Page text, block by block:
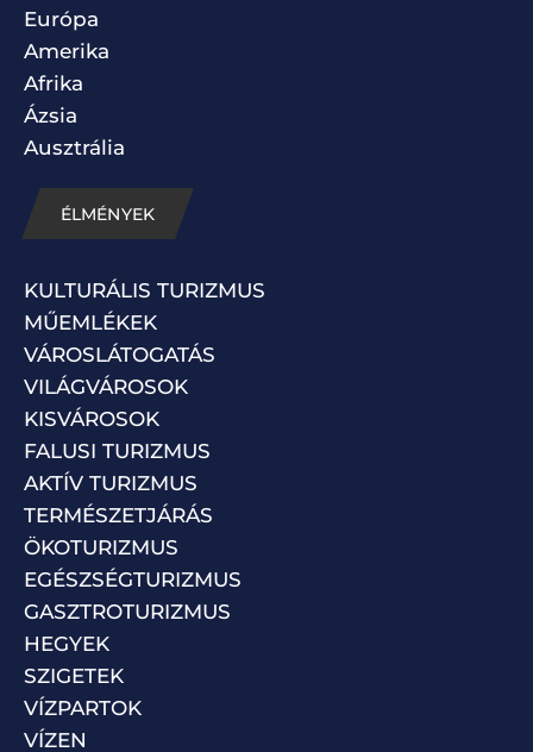
Európa
Amerika
Afrika
Ázsia
Ausztrália
ÉLMÉNYEK
KULTURÁLIS TURIZMUS
MŰEMLÉKEK
VÁROSLÁTOGATÁS
VILÁGVÁROSOK
KISVÁROSOK
FALUSI TURIZMUS
AKTÍV TURIZMUS
TERMÉSZETJÁRÁS
ÖKOTURIZMUS
EGÉSZSÉGTURIZMUS
GASZTROTURIZMUS
HEGYEK
SZIGETEK
VÍZPARTOK
VÍZEN